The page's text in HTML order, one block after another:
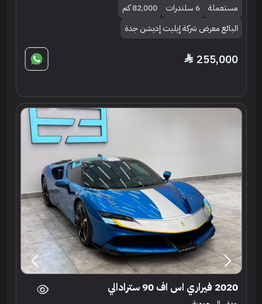
مستعملة 6 سلندرات
82,000 كم
البائع معرض شركة إيليت إديشن جدة
255,000
2020 فيراري اس اف 90 سترادالي